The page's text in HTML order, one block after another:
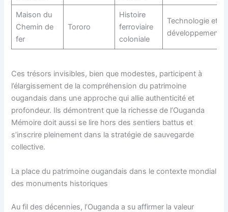
Maison du
Chemin de
fer
Tororo
Histoire
ferroviaire
coloniale
Technologie et
développement
Ces trésors invisibles, bien que modestes, participent à
l’élargissement de la compréhension du patrimoine
ougandais dans une approche qui allie authenticité et
profondeur. Ils démontrent que la richesse de l’Ouganda
Mémoire doit aussi se lire hors des sentiers battus et
s’inscrire pleinement dans la stratégie de sauvegarde
collective.
La place du patrimoine ougandais dans le contexte mondial
des monuments historiques
Au fil des décennies, l’Ouganda a su affirmer la valeur